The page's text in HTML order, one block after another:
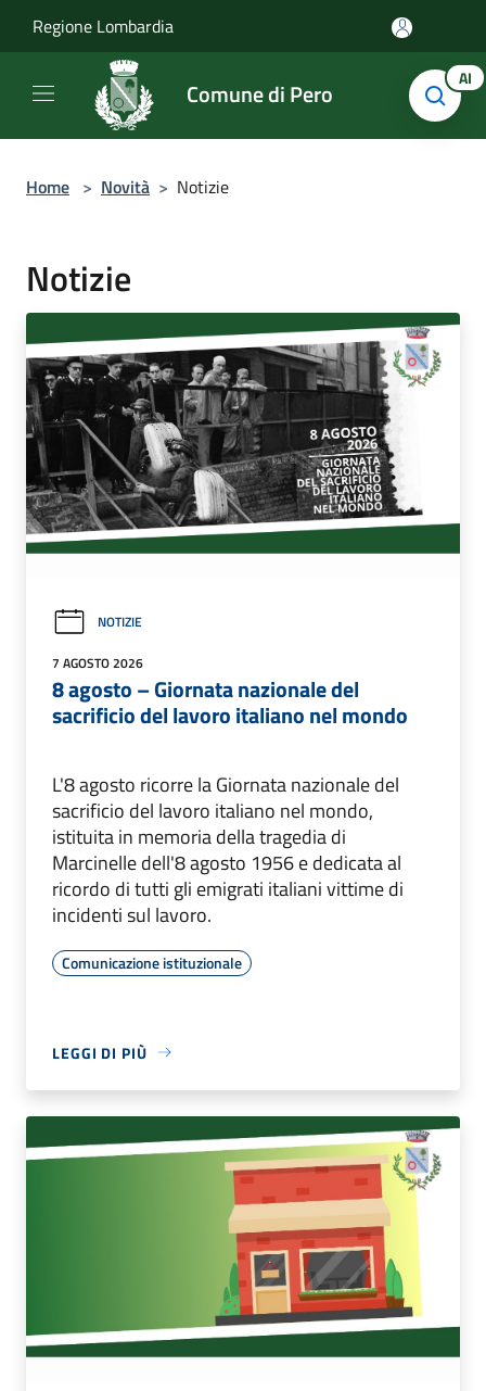
Regione Lombardia
Comune di Pero AI
Home > Novità > Notizie
Notizie
NOTIZIE
7 AGOSTO 2026
8 agosto – Giornata nazionale del
sacrificio del lavoro italiano nel mondo
L'8 agosto ricorre la Giornata nazionale del
sacrificio del lavoro italiano nel mondo,
istituita in memoria della tragedia di
Marcinelle dell'8 agosto 1956 e dedicata al
ricordo di tutti gli emigrati italiani vittime di
incidenti sul lavoro.
Comunicazione istituzionale
LEGGI DI PIÙ